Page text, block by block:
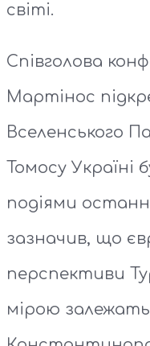
світі.
Співголова
Мартінос
Вселенського
Томосу Україні
подіями
зазначив, що
перспективи
мірою залежать